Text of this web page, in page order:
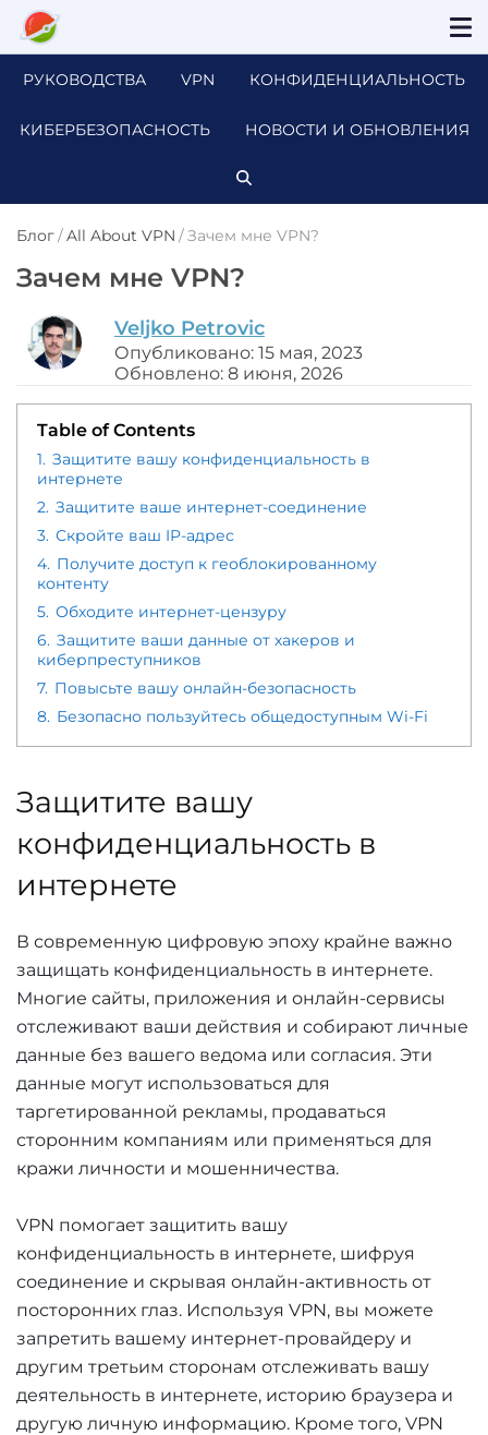
РУКОВОДСТВА VPN КОНФИДЕНЦИАЛЬНОСТЬ
КИБЕРБЕЗОПАСНОСТЬ НОВОСТИ И ОБНОВЛЕНИЯ
Блог/All About VPN /Зачем мне VPN?
Зачем мне VPN?
Veljko Petrovic
Опубликовано: 15 мая, 2023
Обновлено: 8 июня, 2026
Table of Contents
1. Защитите вашу конфиденциальность в
интернете
2. Защитите ваше интернет-соединение
3. Скройте ваш IP-адрес
4. Получите доступ к геоблокированному
контенту
5. Обходите интернет-цензуру
6. Защитите ваши данные от хакеров и
киберпреступников
7. Повысьте вашу онлайн-безопасность
8. Безопасно пользуйтесь общедоступным Wi-Fi
Защитите вашу
конфиденциальность в
интернете
В современную цифровую эпоху крайне важно
защищать конфиденциальность в интернете.
Многие сайты, приложения и онлайн-сервисы
отслеживают ваши действия и собирают личные
данные без вашего ведома или согласия. Эти
данные могут использоваться для
таргетированной рекламы, продаваться
сторонним компаниям или применяться для
кражи личности и мошенничества.
VPN помогает защитить вашу
конфиденциальность в интернете, шифруя
соединение и скрывая онлайн-активность от
посторонних глаз. Используя VPN, вы можете
запретить вашему интернет-провайдеру и
другим третьим сторонам отслеживать вашу
деятельность в интернете, историю браузера и
другую личную информацию. Кроме того, VPN